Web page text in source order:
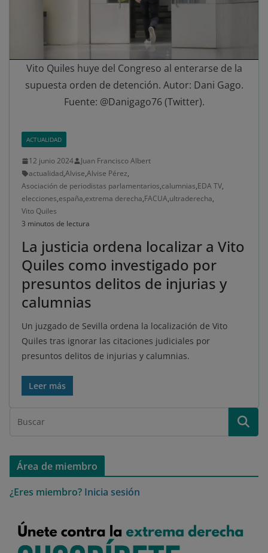
Vito Quiles huye del Congreso al enterarse de la
supuesta orden de detención. Autor: Dani Gago.
Fuente: @Danigago76 (Twitter).
ACTUALIDAD
12 junio 2024
Juan Francisco Albert
actualidad,Alvise,Alvise Pérez,
Asociación de periodistas parlamentarios,calumnias,EDA TV,
elecciones,españa,extrema derecha,FACUA,ultraderecha,
Vito Quiles
3 minutos de lectura
La justicia ordena localizar a Vito
Quiles como investigado por
presuntos delitos de injurias y
calumnias
Un juzgado de Sevilla ordena la localización de Vito
Quiles tras ignorar las citaciones judiciales por
presuntos delitos de injurias y calumnias.
Leer más
Área de miembro
¿Eres miembro? Inicia sesión